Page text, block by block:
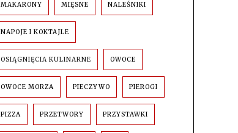
MAKARONY MIĘSNE NALEŚNIKI
NAPOJE I KOKTAJLE
OSIĄGNIĘCIA KULINARNE OWOCE
OWOCE MORZA PIECZYWO PIEROGI
PIZZA PRZETWORY PRZYSTAWKI